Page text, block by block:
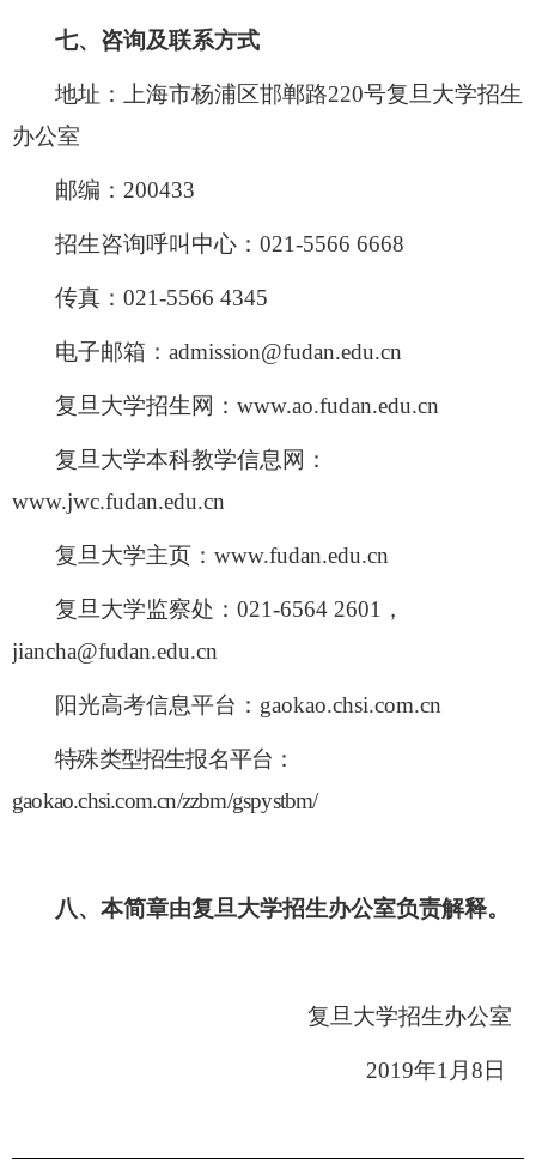
七、咨询及联系方式
地址：上海市杨浦区邯郸路220号复旦大学招生
办公室
邮编： 200433
招生咨询呼叫中心：021-5566 6668
传真：021-5566 4345
电子邮箱：admission@fudan.edu.cn
复旦大学招生网：www.ao.fudan.edu.cn
复旦大学本科教学信息网：
www.jwc.fudan.edu.cn
复旦大学主页：www.fudan.edu.cn
复旦大学监察处：021-6564 2601 ，
jiancha@fudan.edu.cn
阳光高考信息平台： gaokao.chsi.com.cn
特殊类型招生报名平台：
gaokao.chsi.com.cn/zzbm/gspystbm/
八、本简章由复旦大学招生办公室负责解释。
复旦大学招生办公室
2019年1 月 8 日